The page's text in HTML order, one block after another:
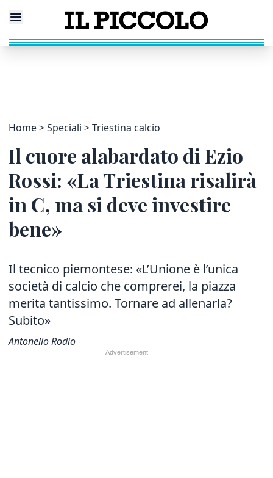
Home Speciali Triestina calcio
Il cuore alabardato di Ezio
Rossi: «La Triestina risalirà
in C, ma si deve investire
bene»
Il tecnico piemontese: «L’Unione è l’unica
società di calcio che comprerei, la piazza
merita tantissimo. Tornare ad allenarla?
Subito»
Antonello Rodio